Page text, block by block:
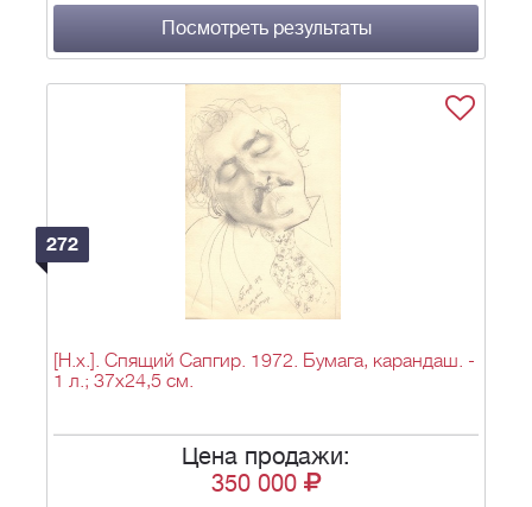
Посмотреть результаты
272
[Н.х.]. Спящий Сапгир. 1972. Бумага, карандаш. -
1 л.; 37х24,5 см.
Цена продажи:
350 000